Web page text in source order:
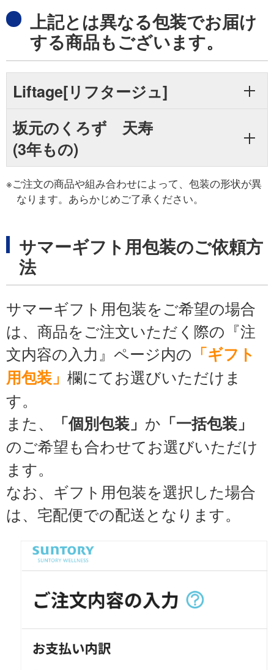
上記とは異なる包装でお届け
する商品もございます。
Liftage[リフタージュ]
坂元のくろず 天寿
(3年もの)
※ご注文の商品や組み合わせによって、包装の形状が異
なります。あらかじめご了承ください。
サマーギフト用包装のご依頼方
法
サマーギフト用包装をご希望の場合
は、商品をご注文いただく際の『注
文内容の入力』ページ内の 「ギフト
用包装」 欄にてお選びいただけま
す。
また、
「個別包装」 か 「一括包装」
のご希望も合わせてお選びいただけ
ます。
なお、ギフト用包装を選択した場合
は、宅配便での配送となります。